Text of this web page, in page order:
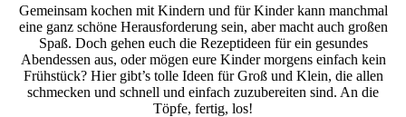
Gemeinsam kochen mit Kindern und für Kinder kann manchmal
eine ganz schöne Herausforderung sein, aber macht auch großen
Spaß. Doch gehen euch die Rezeptideen für ein gesundes
Abendessen aus, oder mögen eure Kinder morgens einfach kein
Frühstück? Hier gibt’s tolle Ideen für Groß und Klein, die allen
schmecken und schnell und einfach zuzubereiten sind. An die
Töpfe, fertig, los!